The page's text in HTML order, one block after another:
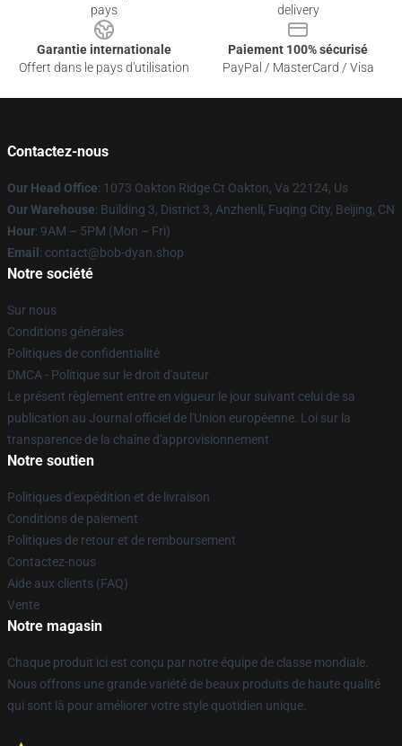
pays
delivery
Garantie internationale
Offert dans le pays d'utilisation
Paiement 100% sécurisé
PayPal / MasterCard / Visa
Contactez-nous
Our Head Office: 1073 Oakton Ridge Ct Oakton, Va 22124, Us
Our Warehouse: Building 3, District 3, Anzhenli, Fuqing City, Beijing, CN
Hour: 9AM – 5PM (Mon – Fri)
Email : contact@bob-dyan.shop
Notre société
Sur nous
Conditions générales
Politiques de confidentialité
DMCA - Politique sur le droit d'auteur
Le présent règlement entre en vigueur le jour suivant celui de sa
publication au Journal officiel de l'Union européenne. Loi sur la
transparence de la chaîne d'approvisionnement
Notre soutien
Politiques d'expédition et de livraison
Conditions de paiement
Politiques de retour et de remboursement
Contactez-nous
Aide aux clients (FAQ)
Vente
Notre magasin
Chaque produit ici est conçu par notre équipe de classe mondiale.
Nous offrons une grande variété de beaux produits de haute qualité
qui sont là pour améliorer votre style quotidien unique.